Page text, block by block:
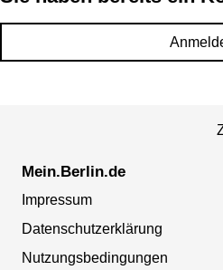
Mein.Berlin.de
Impressum
Datenschutzerklärung
Nutzungsbedingungen